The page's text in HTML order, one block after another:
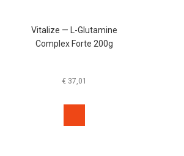
Vitalize — L-Glutamine
Complex Forte 200g
€ 37,01